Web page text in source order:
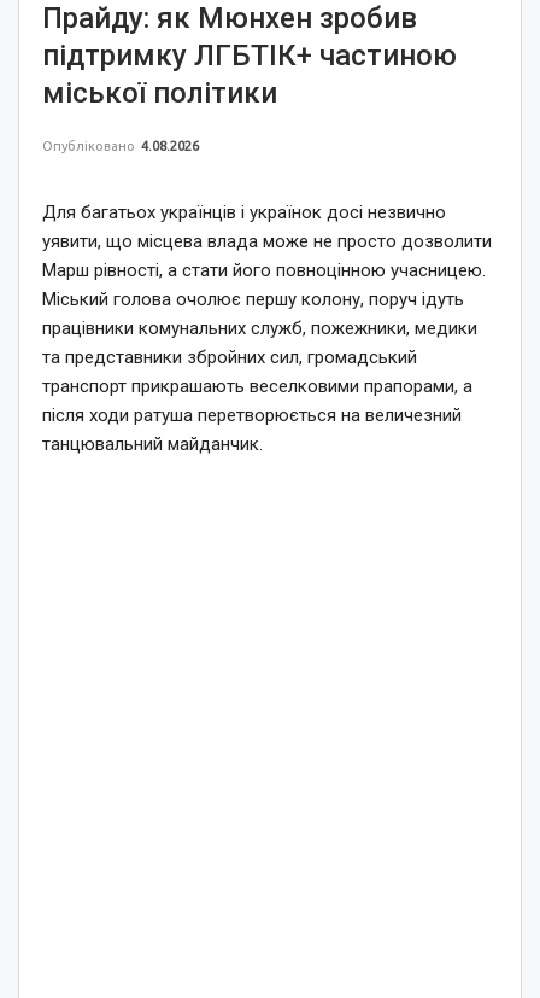
Прайду: як Мюнхен зробив
підтримку ЛГБТІК+ частиною
міської політики
Опубліковано 4.08.2026
Для багатьох українців і українок досі незвично
уявити, що місцева влада може не просто дозволити
Марш рівності, а стати його повноцінною учасницею.
Міський голова очолює першу колону, поруч ідуть
працівники комунальних служб, пожежники, медики
та представники збройних сил, громадський
транспорт прикрашають веселковими прапорами, а
після ходи ратуша перетворюється на величезний
танцювальний майданчик.